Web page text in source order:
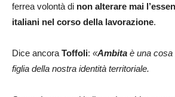
ferrea volontà di non alterare mai
italiani nel corso della lavorazione.
Dice ancora Toffoli: «Ambita è una cosa
figlia della nostra identità territoriale.